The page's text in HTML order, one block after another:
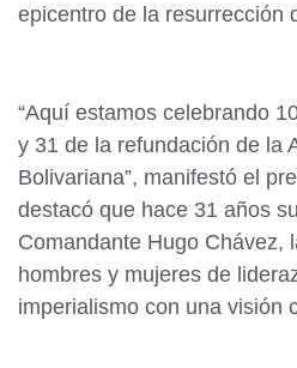
epicentro de la resurrección
“Aquí estamos celebrando
y 31 de la refundación de la
Bolivariana”, manifestó el
destacó que hace 31 años
Comandante Hugo Chávez,
hombres y mujeres de
imperialismo con una visión